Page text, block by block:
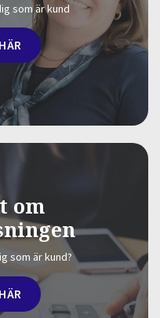
som är kund
om
som är kund?